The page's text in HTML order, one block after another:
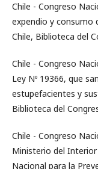
Chile - Congreso
expendio y consumo
Chile, Biblioteca del
Chile - Congreso
Ley Nº 19366, que
estupefacientes y
Biblioteca del
Chile - Congreso
Ministerio del Interior
Nacional para la